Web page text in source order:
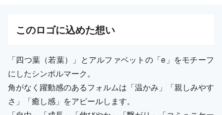
このロゴに込めた想い
「四つ葉（若葉）」とアルファベットの「e」をモチーフ
にしたシンボルマーク。
角がなく躍動感のあるフォルムは「温かみ」「親しみやす
さ」「癒し感」をアピールします。